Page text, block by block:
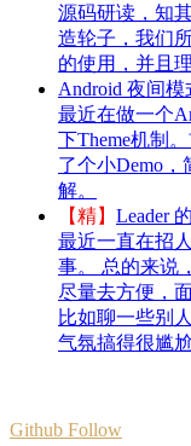
源码研读，知
造轮子，我们
的使用，并且
Android 夜间模
最近在做一个
下Theme机制
了个小Demo
解。
【精】 Leader
最近一直在招
事。 总的来说
尽量去方便，
比如聊一些别
气氛搞得很尴
Github Follow